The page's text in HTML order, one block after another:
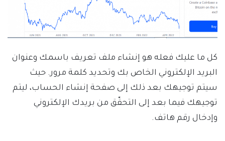
كل ما عليك فعله هو إنشاء ملف تعريف باسمك وعنوان
البريد الإلكتروني الخاص بك وتحديد كلمة مرور. حيث
سيتم توجيهك بعد ذلك إلى صفحة إنشاء الحساب، ليتم
توجيهك فيما بعد إلى التحقّق من بريدك الإلكتروني
وإدخال رقم هاتف.